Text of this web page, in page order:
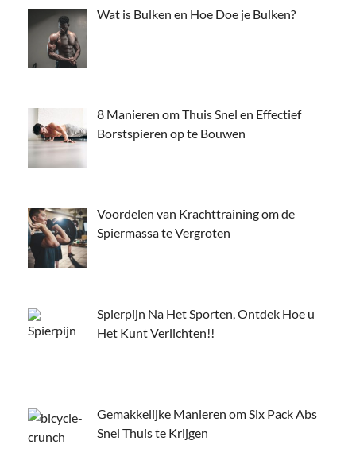
Wat is Bulken en Hoe Doe je Bulken?
8 Manieren om Thuis Snel en Effectief
Borstspieren op te Bouwen
Voordelen van Krachttraining om de
Spiermassa te Vergroten
Spierpijn Na Het Sporten, Ontdek Hoe u
Het Kunt Verlichten!!
Gemakkelijke Manieren om Six Pack Abs
Snel Thuis te Krijgen